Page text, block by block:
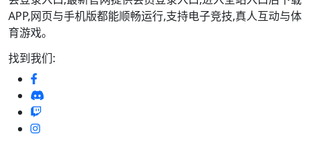
APP,网页与手机版都能顺畅运行,支持电子竞技,真人互动与体
育游戏。
找到我们: